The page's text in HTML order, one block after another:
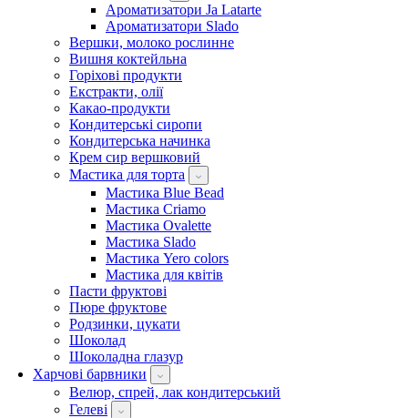
Ароматизатори Ja Latarte
Ароматизатори Slado
Вершки, молоко рослинне
Вишня коктейльна
Горіхові продукти
Екстракти, олії
Какао-продукти
Кондитерські сиропи
Кондитерська начинка
Крем сир вершковий
Мастика для торта
Мастика Blue Bead
Мастика Criamo
Мастика Ovalette
Мастика Slado
Мастика Yero colors
Мастика для квітів
Пасти фруктові
Пюре фруктове
Родзинки, цукати
Шоколад
Шоколадна глазур
Харчові барвники
Велюр, спрей, лак кондитерський
Гелеві